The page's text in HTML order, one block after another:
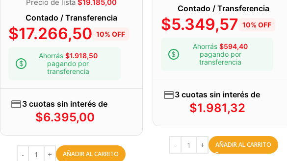
Precio de lista $19.185,00
Contado / Transferencia
$17.266,50 10% OFF
Ahorrás $1.918,50
pagando por
transferencia
3 cuotas sin interés de
$6.395,00
AÑADIR AL CARRITO
Contado / Transferencia
$5.349,57 10% OFF
Ahorrás $594,40
pagando por
transferencia
3 cuotas sin interés de
$1.981,32
AÑADIR AL CARRITO